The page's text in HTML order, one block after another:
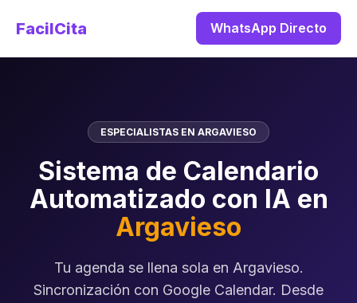
FacilCita WhatsApp Directo
ESPECIALISTAS EN ARGAVIESO
Sistema de Calendario
Automatizado con IA en
Argavieso
Tu agenda se llena sola en Argavieso.
Sincronización con Google Calendar. Desde